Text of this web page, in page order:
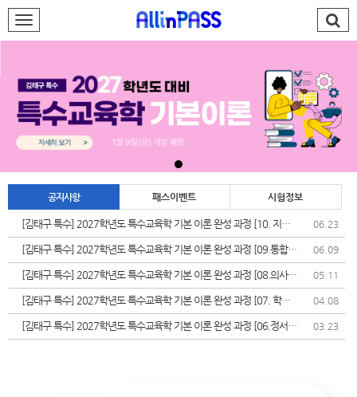
회원가입
AllinPASS팀
특수 김태구
재능기부
합격발전소
PASS#
학습지원센터
나의강의실
공지사항 패스이벤트 시험정보
[김태구 특수] 2027학년도 특수교육학 기본 이론 완성 과정 [10. 지체
장애]
06.23
[김태구 특수] 2027학년도 특수교육학 기본 이론 완성 과정 [09.통합교
육]
06.09
[김태구 특수] 2027학년도 특수교육학 기본 이론 완성 과정 [08.의사소
통장애]
05.11
[김태구 특수] 2027학년도 특수교육학 기본 이론 완성 과정 [07. 학습
장애]
04.08
[김태구 특수] 2027학년도 특수교육학 기본 이론 완성 과정 [06.정서
&bull;행동장애]
03.23